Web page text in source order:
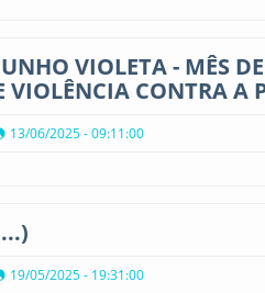
VIOLETA - MÊS
VIOLÊNCIA CONTRA A
13/06/2025 - 09:11:00
19/05/2025 - 19:31:00